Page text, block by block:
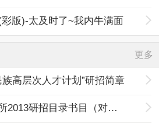
版)-太及时了~我内牛满面
更多
高层次人才计划”研招简章
中科院理化技术研究所2013研招目录书目（对外招生）